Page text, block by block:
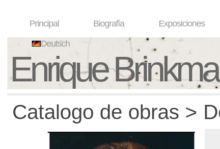
Principal Biografía Exposiciones
Deutsch
Enrique
Catalogo de obras >